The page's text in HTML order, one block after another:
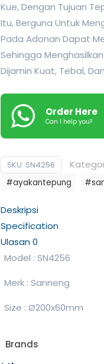
Kue, Dengan Tujuan
Itu, Berguna Untuk
Pada Adonan Dapat
Sehingga
Dijamin Kuat, Tebal,
Order Here
Can I help you?
SKU: SN4256
#ayakantepung
Deskripsi
Specification
Ulasan0
Model : SN4256
Merk : Sanneng
Size : Ø200x60mm
Brands